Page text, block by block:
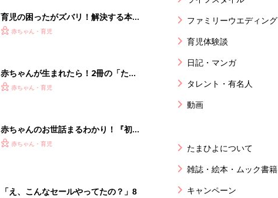
育児の困ったがズバリ！解決する本
『ひよこクラブ 秋号』 4カ月～2才
赤ちゃん・育児
赤ちゃんが生まれたら！2冊の「たま
ひよ」
赤ちゃん・育児
赤ちゃんのお世話まるわかり！『初め
てのひよこクラブ 夏号』〈巻頭大特
赤ちゃん・育児
「え、こんなセールやってたの？」8
ファミリーウエディング
育児体験談
日記・マンガ
タレント・有名人
動画
たまひよについて
雑誌・絵本・ムック書籍
キャンペーン